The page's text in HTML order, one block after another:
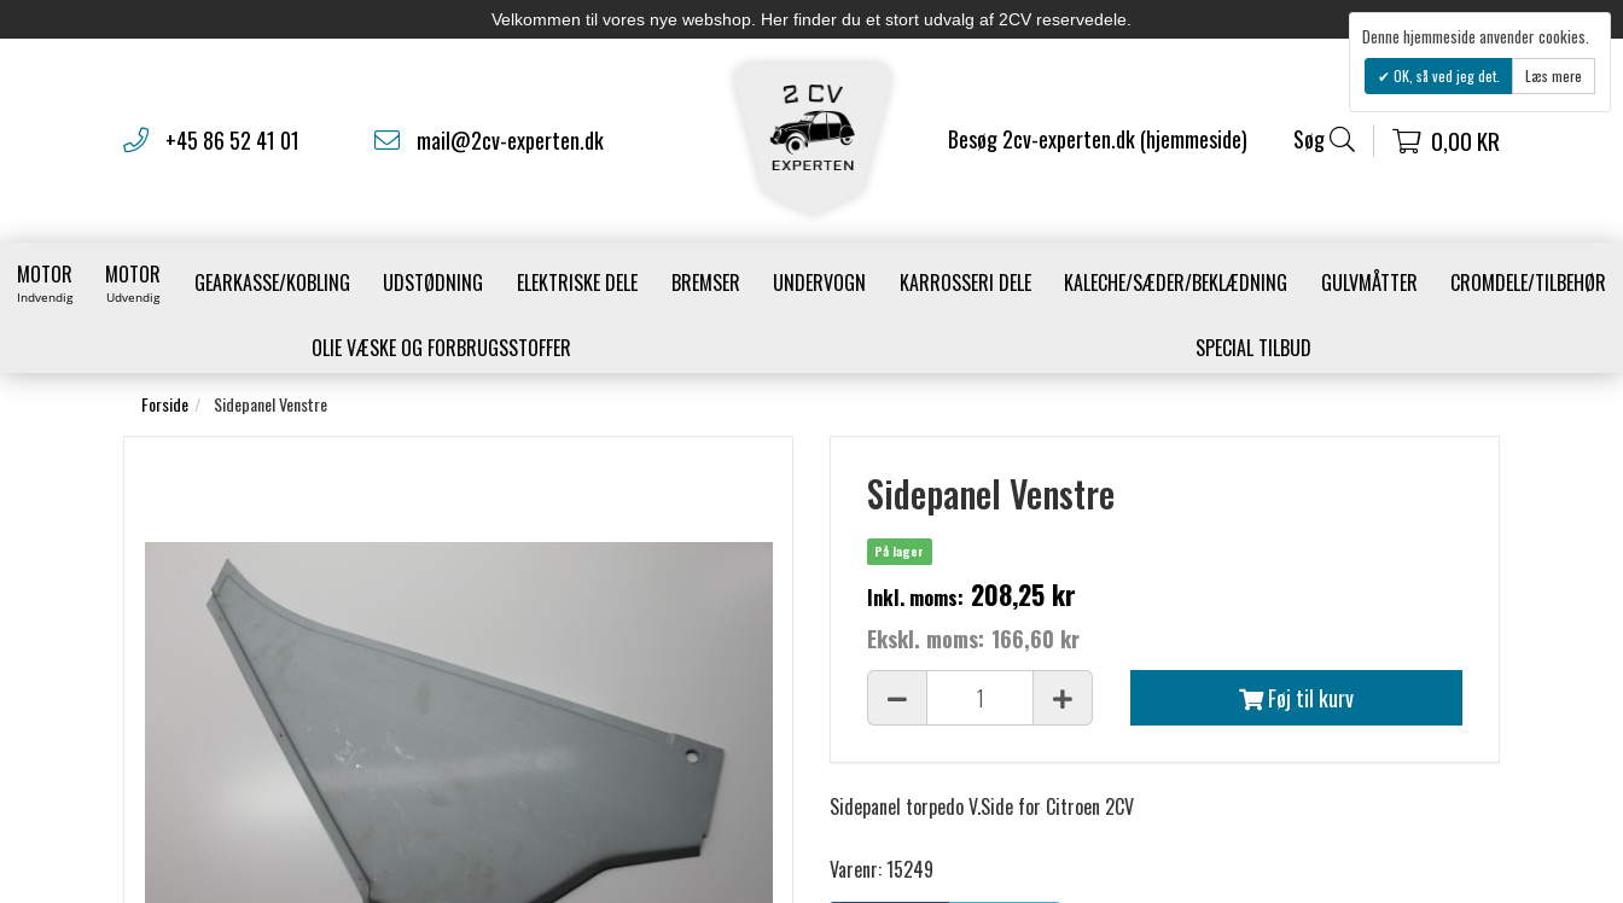
Velkommen til vores nye webshop. Her finder du et stort udvalg af 2CV reservedele.
+45 86 52 41 01 mail@2cv-experten.dk Besøg 2cv-experten.dk (hjemmeside) Søg 0,00 KR
MOTOR
Indvendig
MOTOR
Udvendig GEARKASSE/KOBLING UDSTØDNING ELEKTRISKE DELE BREMSER UNDERVOGN KARROSSERI DELE KALECHE/SÆDER/BEKLÆDNING GULVMÅTTER CROMDELE/TILBEHØR
OLIE VÆSKE OG FORBRUGSSTOFFER SPECIAL TILBUD
Forside Sidepanel Venstre
Sidepanel Venstre
På lager
Inkl. moms: 208,25 kr
Ekskl. moms: 166,60 kr
Føj til kurv
Sidepanel torpedo V.Side for Citroen 2CV
Varenr: 15249
Denne hjemmeside anvender cookies.
OK, så ved jeg det. Læs mere